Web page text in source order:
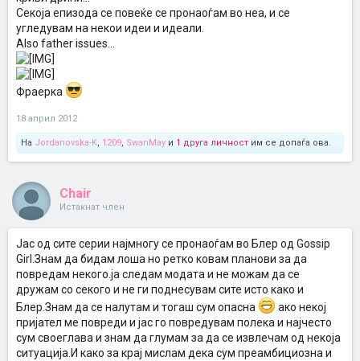
Секоја епизода се повеќе се пронаоѓам во неа, и се
угледувам на некои идеи и идеали.
Also father issues...
Фраерка
18 април 2012
На Jordanovska-K, 1209, SwanMay и 1 друга личност им се допаѓа ова.
Chair
Истакнат член
Јас од сите серии најмногу се пронаоѓам во Блер од Gossip
Girl.Знам да бидам лоша но ретко ковам планови за да
повредам некого.ја следам модата и не можам да се
дружам со секого и не ги поднесувам сите исто како и
Блер.Знам да се налутам и тогаш сум опасна
ако некој
пријател ме повреди и јас го повредувам полека и најчесто
сум своеглава и знам да глумам за да се извлечам од некоја
ситуација.И како за крај мислам дека сум преамбициозна и